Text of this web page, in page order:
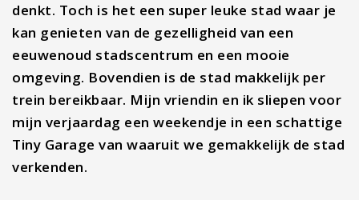
denkt. Toch is het een super leuke stad waar je
kan genieten van de gezelligheid van een
eeuwenoud stadscentrum en een mooie
omgeving. Bovendien is de stad makkelijk per
trein bereikbaar. Mijn vriendin en ik sliepen voor
mijn verjaardag een weekendje in een schattige
Tiny Garage van waaruit we gemakkelijk de stad
verkenden.